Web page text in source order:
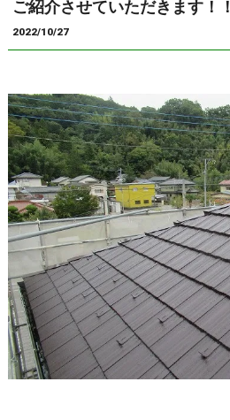
ご紹介させていただきます！！
2022/10/27